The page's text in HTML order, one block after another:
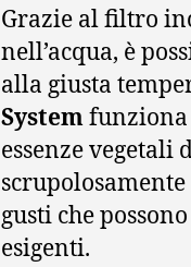
Grazie al filtro
nell’acqua, è
alla giusta
Systemfunziona
essenze
gusti che
esigenti.